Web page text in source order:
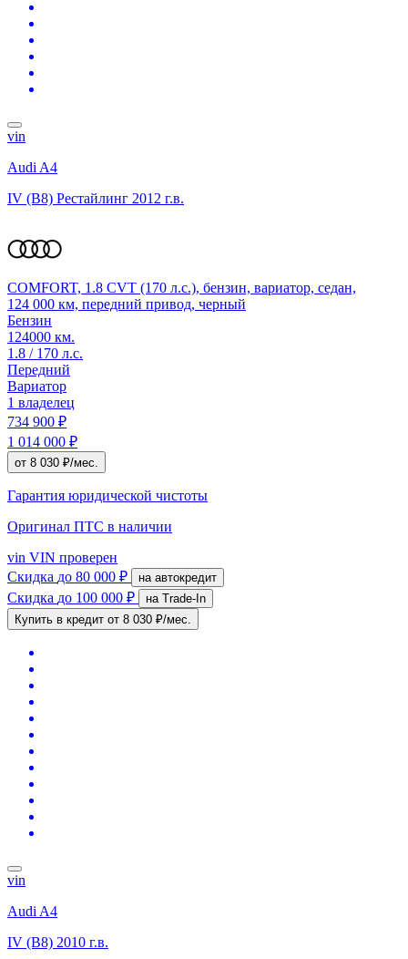
vin
Audi A4
IV (B8) Рестайлинг 2012 г.в.
COMFORT, 1.8 CVT (170 л.с.), бензин, вариатор, седан,
124 000 км, передний привод, черный
Бензин
124000 км.
1.8 / 170 л.с.
Передний
Вариатор
1 владелец
734 900 ₽
1 014 000 ₽
от 8 030 ₽/мес.
Гарантия юридической чистоты
Оригинал ПТС в наличии
vin VIN проверен
Скидка до 80 000 ₽ на автокредит
Скидка до 100 000 ₽
на Trade-In
Купить в кредит от 8 030 ₽/мес.
vin
Audi A4
IV (B8) 2010 г.в.